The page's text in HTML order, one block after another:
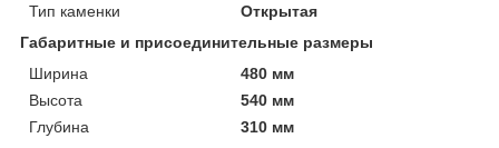
Тип каменки
Открытая
Габаритные и присоединительные размеры
Ширина
480 мм
Высота
540 мм
Глубина
310 мм